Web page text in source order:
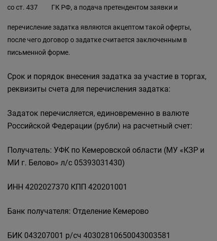
сост. 437 ГК РФ, а подача претендентом заявки и
перечисление задатка являются акцептом такой оферты,
после чего договор о задатке считается заключенным в
письменной форме.
Срок и порядок внесения задатка за участие в торгах,
реквизиты счета для перечисления задатка:
Задаток перечисляется, единовременно в валюте
Российской Федерации (рубли) на расчетный счет:
Получатель: УФК по Кемеровской области (МУ «КЗР и
МИ г. Белово» л/с 05393031430)
ИНН 4202027370 КПП 420201001
Банк получателя: Отделение Кемерово
БИК 043207001 р/сч 40302810650043003581